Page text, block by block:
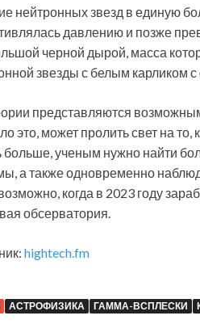
нейтронных звезд в единую
давлению и позже
черной дырой, масса
звезды с белым карликом
представляются
это, может пролить свет на
больше, ученым нужно найти
а также одновременно
когда в 2023 году
обсерватория.
hightech.fm
АСТРОФИЗИКА ГАММА-ВСПЛЕСКИ